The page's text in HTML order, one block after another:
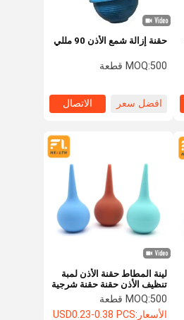
حقنة إزالة شمع الأذن 90 مللي
MOQ:500 قطعة
افضل سعر الاتصال
لينة المطاط حقنة الأذن لمبة
تنظيف الأذن حقنة حقنة شرجية
مل ، نفخ الهواء ، لمبة التنظيف
MOQ:500 قطعة
الأسعار:USD0.23-0.38 PCS